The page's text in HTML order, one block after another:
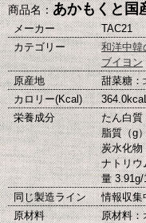
商品名：あかもくと
メーカー
TAC21
カテゴリー
和洋中韓
ブイヨン
原産地
甜菜糖：
カロリー(Kcal)
栄養成分
たん白
脂質（g
炭水化
ナトリ
量 3.91g/
同じ製造ライン
情報収集
原材料
原材料：